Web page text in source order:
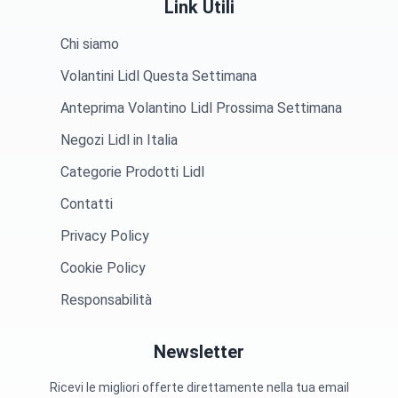
Link Utili
Chi siamo
Volantini Lidl Questa Settimana
Anteprima Volantino Lidl Prossima Settimana
Negozi Lidl in Italia
Categorie Prodotti Lidl
Contatti
Privacy Policy
Cookie Policy
Responsabilità
Newsletter
Ricevi le migliori offerte direttamente nella tua email